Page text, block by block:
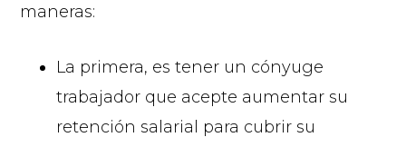
maneras:
La primera, es tener un cónyuge
trabajador que acepte aumentar su
retención salarial para cubrir su